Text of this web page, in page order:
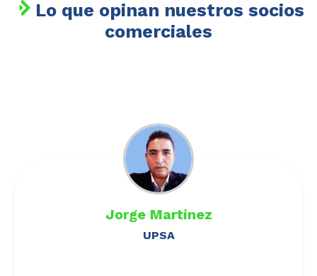
Lo que opinan nuestros socios
comerciales
Jorge Martínez
UPSA